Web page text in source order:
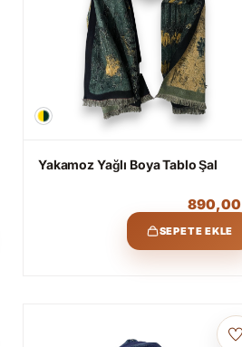
Yakamoz Yağlı Boya Tablo Şal
890,00
SEPETE EKLE